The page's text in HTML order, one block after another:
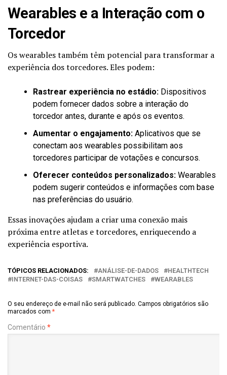
Wearables e a Interação com o
Torcedor
Os wearables também têm potencial para transformar a
experiência dos torcedores. Eles podem:
Rastrear experiência no estádio: Dispositivos
podem fornecer dados sobre a interação do
torcedor antes, durante e após os eventos.
Aumentar o engajamento: Aplicativos que se
conectam aos wearables possibilitam aos
torcedores participar de votações e concursos.
Oferecer conteúdos personalizados: Wearables
podem sugerir conteúdos e informações com base
nas preferências do usuário.
Essas inovações ajudam a criar uma conexão mais
próxima entre atletas e torcedores, enriquecendo a
experiência esportiva.
TÓPICOS RELACIONADOS: ANÁLISE-DE-DADOS
HEALTHTECH
INTERNET-DAS-COISAS
SMARTWATCHES WEARABLES
O seu endereço de e-mail não será publicado. Campos obrigatórios são
marcados com *
Comentário *